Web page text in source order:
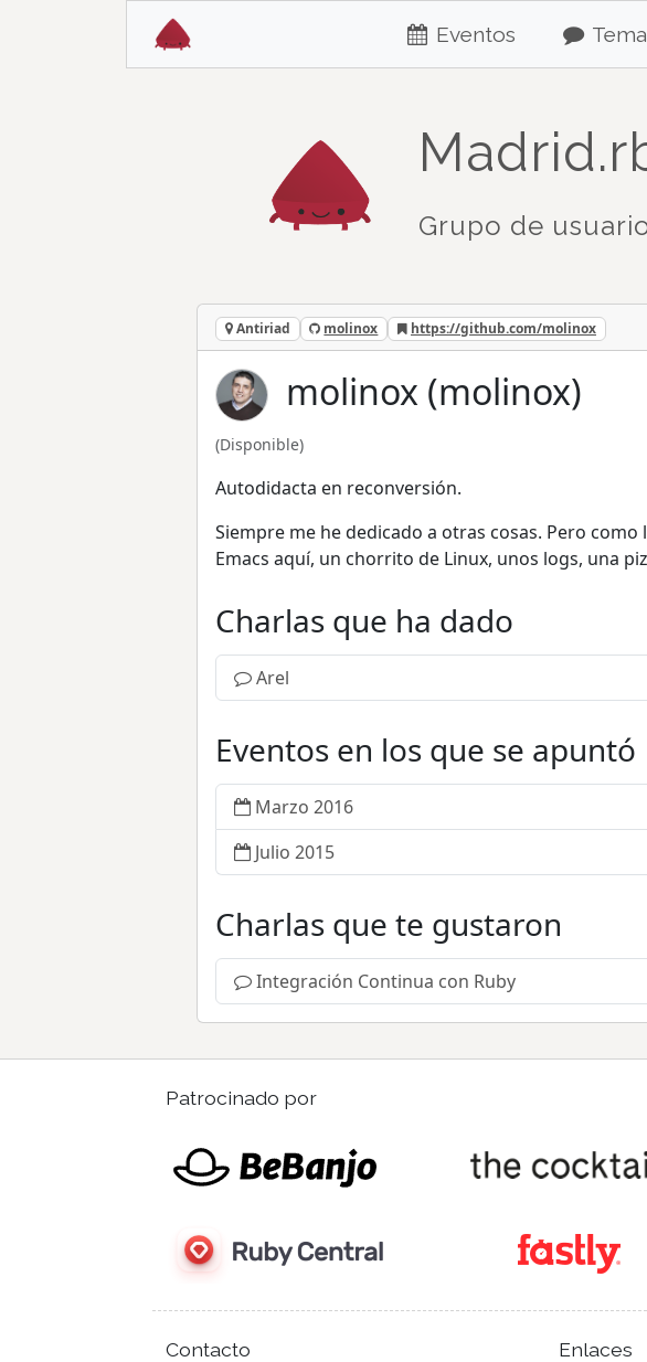
Eventos
Grupo de
Antiriad molinox https://github.com/molinox
molinox (molinox)
(Disponible)
Autodidacta en reconversión.
Siempre me he dedicado a otras cosas. Pero
Emacs aquí, un chorrito de Linux, unos logs, una
Charlas que ha dado
Arel
Eventos en los que se apuntó
Marzo 2016
Julio 2015
Charlas que te gustaron
Integración Continua con Ruby
Patrocinado por
Contacto Enlaces